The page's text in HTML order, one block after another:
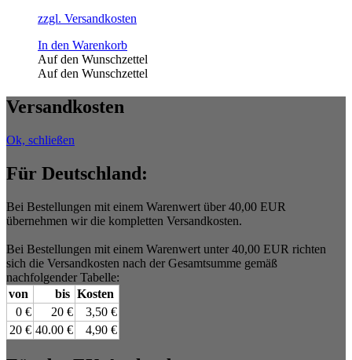
zzgl. Versandkosten
In den Warenkorb
Auf den Wunschzettel
Auf den Wunschzettel
Versandkosten
Ok, schließen
Für Deutschland:
Bei Bestellungen mit einem Warenwert über 40,00 EUR
übernehmen wir die kompletten Versandkosten.
Bei Bestellungen mit einem Warenwert unter 40,00 EUR richten
sich die Versandkosten nach der Gesamtsumme gemäß
nachfolgender Tabelle:
von
bis Kosten
0 €
20 €
3,50 €
20 € 40.00 € 4,90 €